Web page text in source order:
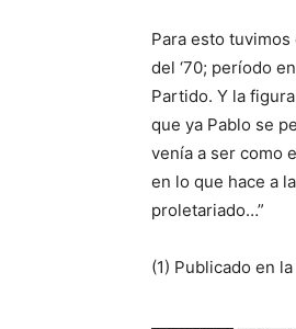
Para esto
del ‘70; período
Partido. Y la
que ya Pablo se
venía a ser como
en lo que hace a
proletariado…”
(1) Publicado en